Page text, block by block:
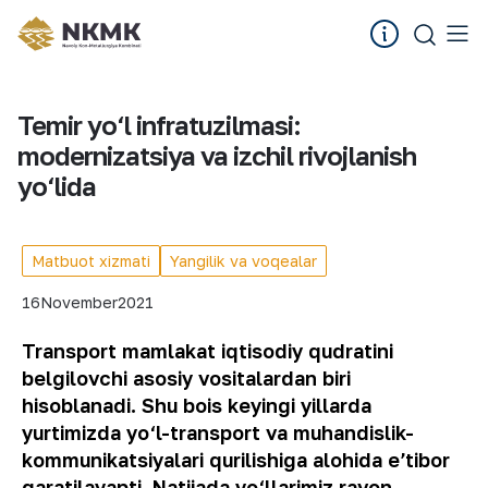
Temir yo‘l infratuzilmasi:
modernizatsiya va izchil rivojlanish
yo‘lida
Matbuot xizmati Yangilik va voqealar
16November2021
Transport mamlakat iqtisodiy qudratini
belgilovchi asosiy vositalardan biri
hisoblanadi. Shu bois keyingi yillarda
yurtimizda yo‘l-transport va muhandislik-
kommunikatsiyalari qurilishiga alohida eʼtibor